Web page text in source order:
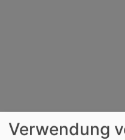
Verwendung